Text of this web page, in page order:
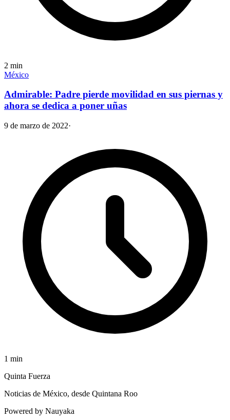
2 min
México
Admirable: Padre pierde movilidad en sus piernas y
ahora se dedica a poner uñas
9 de marzo de 2022·
1 min
Quinta Fuerza
Noticias de México, desde Quintana Roo
Powered by Nauyaka